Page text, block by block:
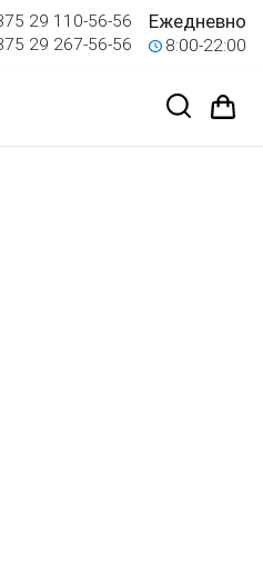
29 110-56-56
29 267-56-56
Ежедневно
8:00-22:00